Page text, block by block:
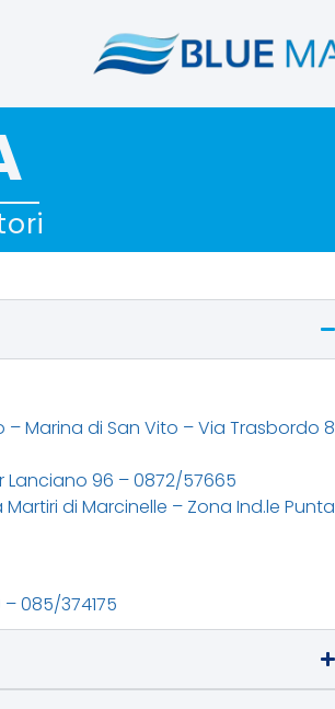
– Marina di San Vito – Via Trasbordo 8
Lanciano 96 – 0872/57665
Martiri di Marcinelle – Zona Ind.le Punta
– 085/374175